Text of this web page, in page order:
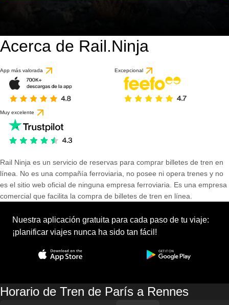
Acerca de Rail.Ninja
App más valorada Excepcional
Muy excelente
Rail Ninja es un servicio de reservas para comprar billetes de tren en
línea. No es una compañía ferroviaria, no posee ni opera trenes y no
es el sitio web oficial de ninguna empresa ferroviaria. Es una empresa
comercial que facilita la compra de billetes de tren en línea.
Nuestra aplicación gratuita para cada paso de tu viaje:
¡planificar viajes nunca ha sido tan fácil!
Horario de Tren de París a Rennes